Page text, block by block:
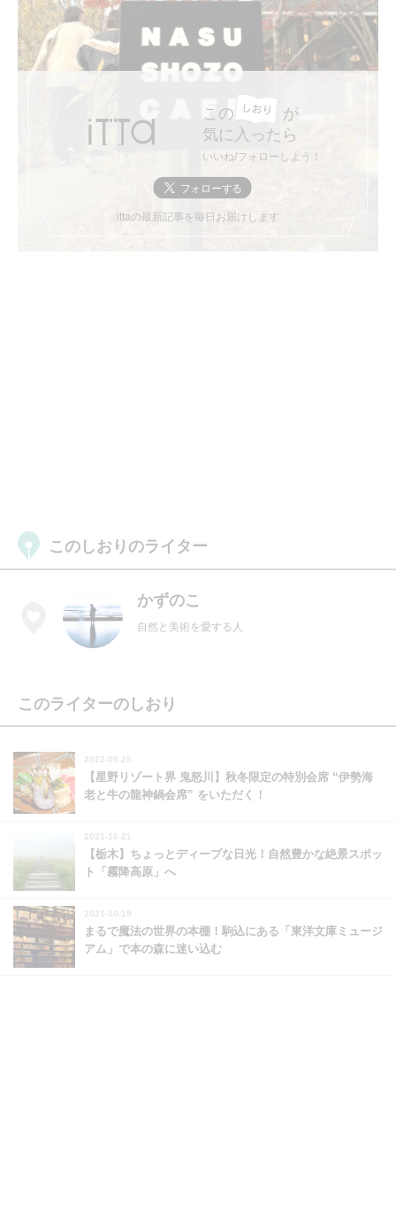
この
が
気に入ったら
いいね/フォローしよう！
ittaの最新記事を毎日お届けします
このしおりのライター
かずのこ
自然と美術を愛する人
このライターのしおり
2022-09-25
【星野リゾート界 鬼怒川】秋冬限定の特別会席 “伊勢海
老と牛の龍神鍋会席” をいただく！
2021-10-21
【栃木】ちょっとディープな日光！自然豊かな絶景スポッ
ト「霧降高原」へ
2021-10-19
まるで魔法の世界の本棚！駒込にある「東洋文庫ミュージ
アム」で本の森に迷い込む